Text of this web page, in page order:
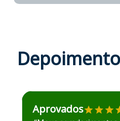
Estudante José recomenda o
Aprovados